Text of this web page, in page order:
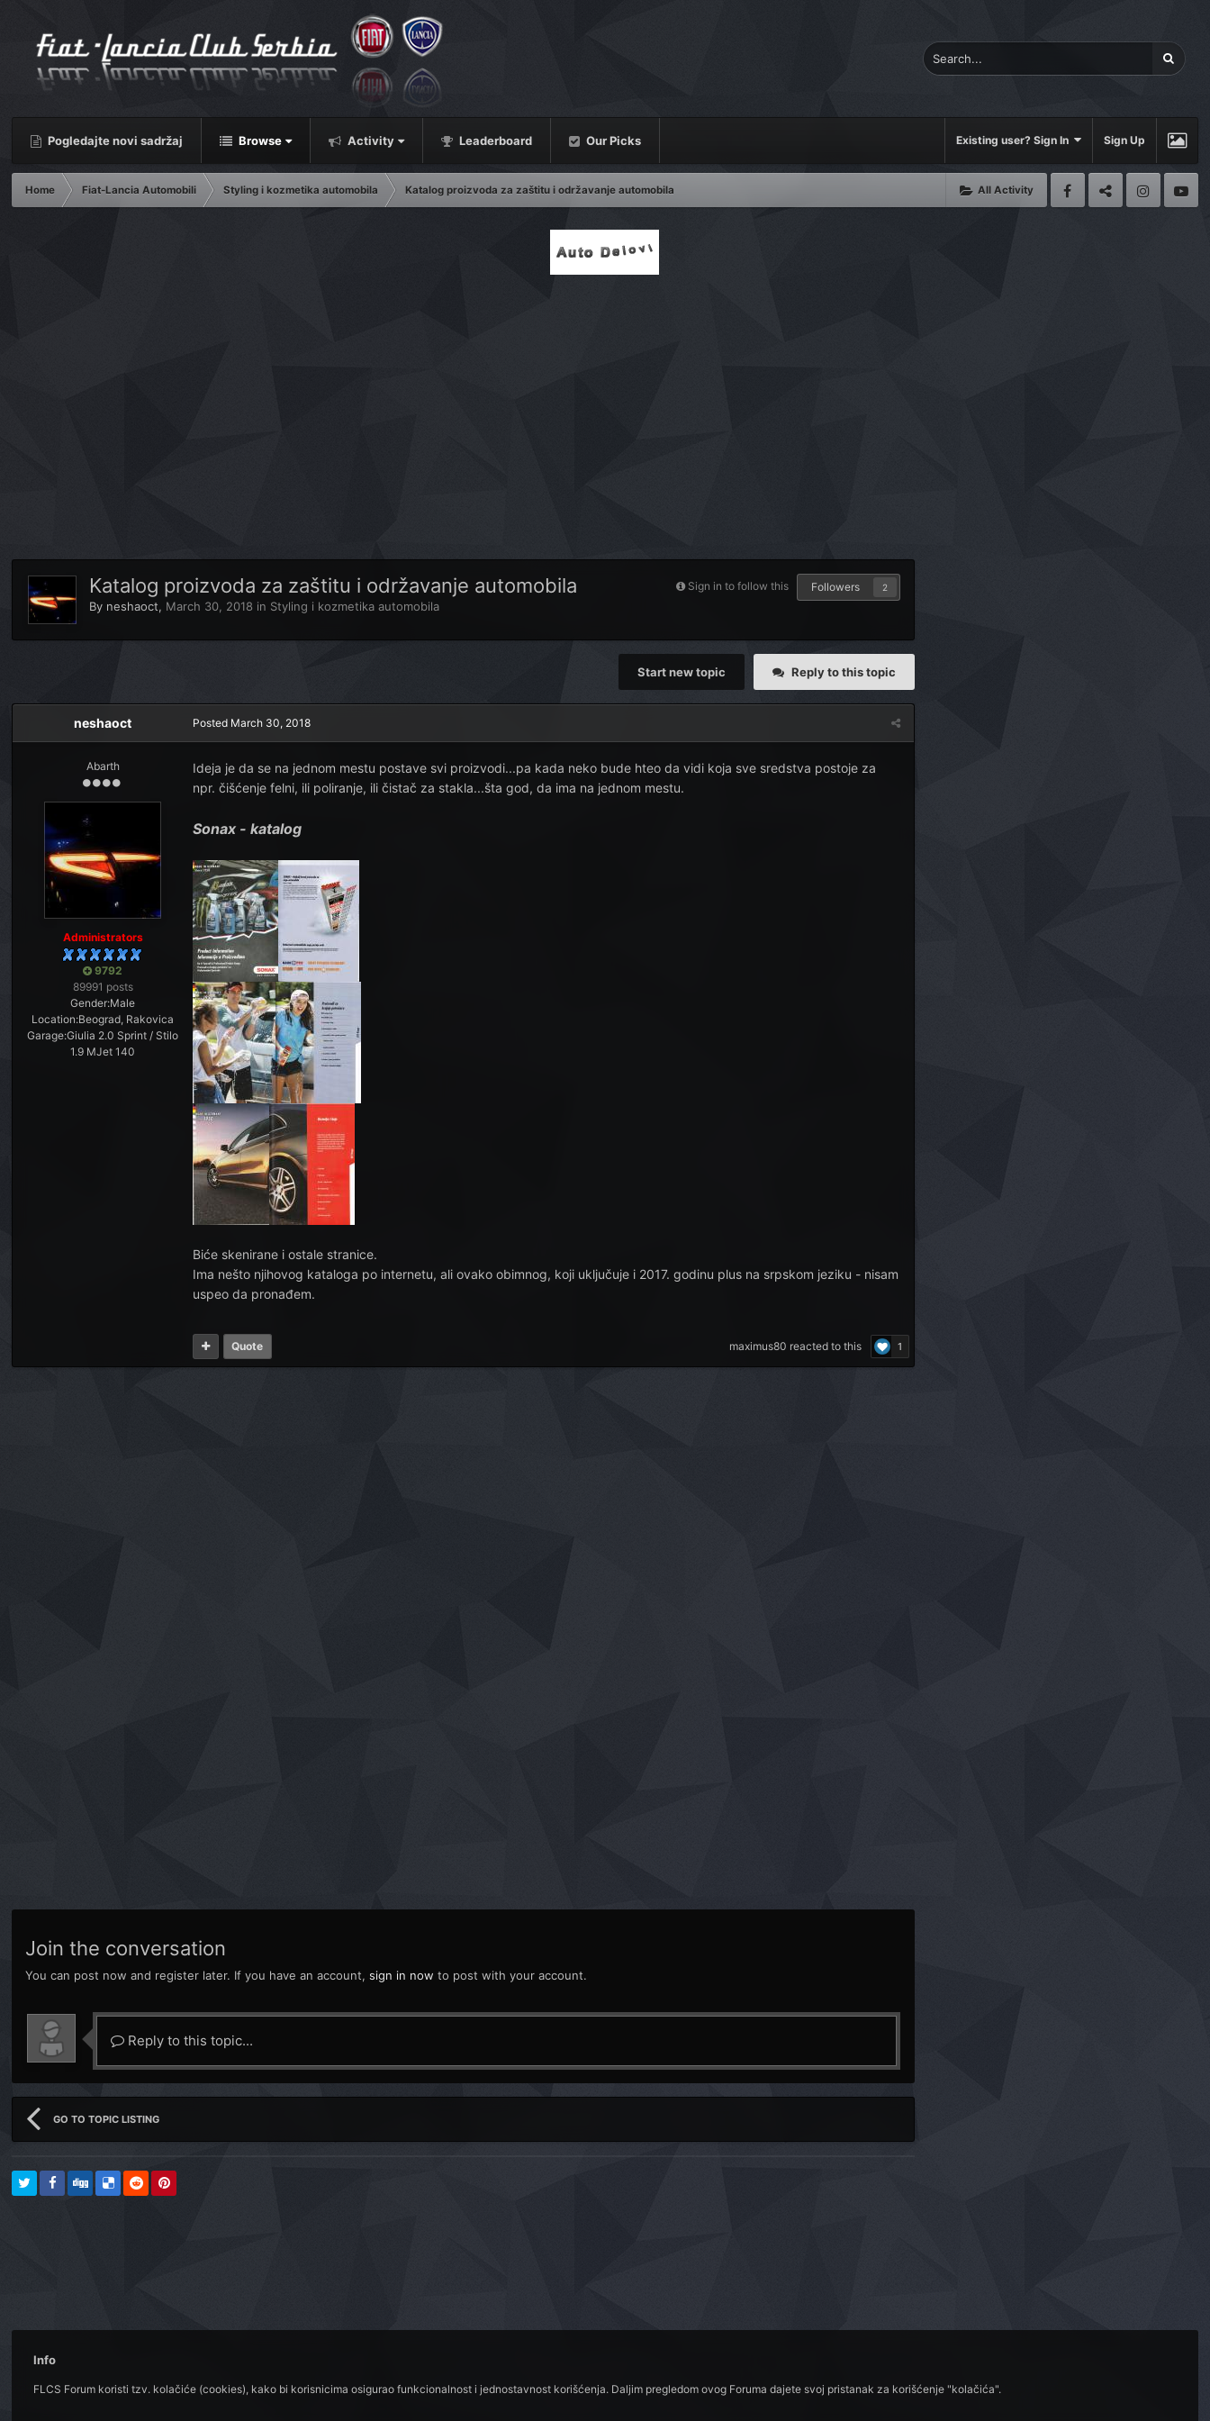
Pogledajte novi sadržaj Browse Activity Leaderboard Our Picks Existing user? Sign In Sign Up
All Activity
Home Fiat-Lancia Automobili Styling i kozmetika automobila Katalog proizvoda za zaštitu i održavanje automobila
Sign in to follow this Followers 2
Katalog proizvoda za zaštitu i održavanje automobila
By neshaoct, March 30, 2018 in Styling i kozmetika automobila
Reply to this topic
Start new topic
neshaoct
Abarth
Administrators
9792
89991 posts
Gender:Male
Location:Beograd, Rakovica
Garage:Giulia 2.0 Sprint / Stilo
1.9 MJet 140
Posted March 30, 2018
Ideja je da se na jednom mestu postave svi proizvodi...pa kada neko bude hteo da vidi koja sve sredstva postoje za
npr. čišćenje felni, ili poliranje, ili čistač za stakla...šta god, da ima na jednom mestu.
Sonax - katalog
Biće skenirane i ostale stranice.
Ima nešto njihovog kataloga po internetu, ali ovako obimnog, koji uključuje i 2017. godinu plus na srpskom jeziku - nisam
uspeo da pronađem.
1
maximus80 reacted to this
Quote
Join the conversation
You can post now and register later. If you have an account,sign in now to post with your account.
Reply to this topic...
GO TO TOPIC LISTING
Info
FLCS Forum koristi tzv. kolačiće (cookies), kako bi korisnicima osigurao funkcionalnost i jednostavnost korišćenja. Daljim pregledom ovog Foruma dajete svoj pristanak za korišćenje "kolačića".